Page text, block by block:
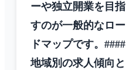
ーや独立開業を目指
すのが一般的なロー
ドマップです。####
地域別の求人傾向と